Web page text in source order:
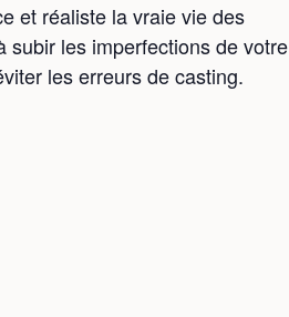
et réaliste la vraie vie des
subir les imperfections de votre
les erreurs de casting.